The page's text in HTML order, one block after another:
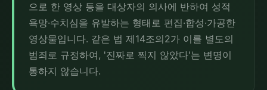
으로 한 영상 등을 대상자의 의사에 반하여 성적
욕망·수치심을 유발하는 형태로 편집·합성·가공한
영상물입니다. 같은 법 제14조의2가 이를 별도의
범죄로 규정하여, '진짜로 찍지 않았다'는 변명이
통하지 않습니다.